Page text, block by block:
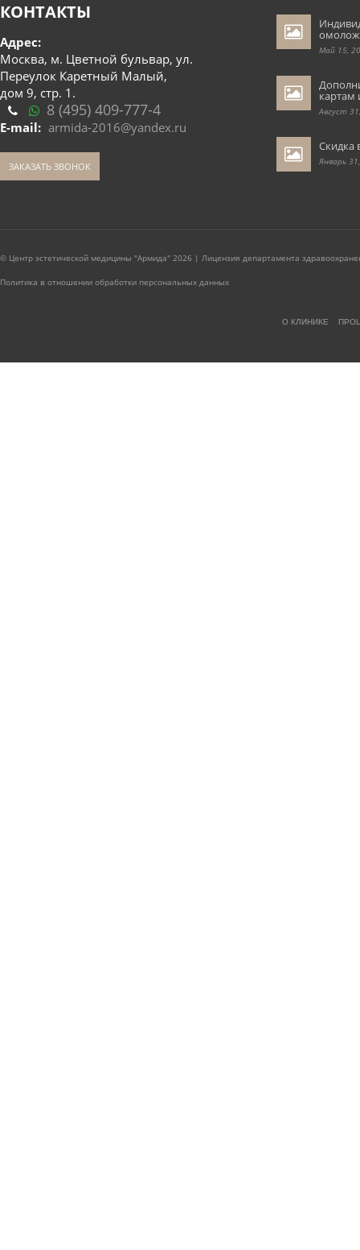
КОНТАКТЫ
Адрес:
Москва, м. Цветной бульвар, ул.
Переулок Каретный Малый,
дом 9, стр. 1.
8 (495) 409-777-4
E-mail: armida-2016@yandex.ru
ЗАКАЗАТЬ ЗВОНОК
Май 15,
картам
Август
Скидка
Январь
© Центр эстетической медицины "Армида" 2026 | Лицензия департамента
Политика в отношении обработки персональных данных
О КЛИНИКЕ